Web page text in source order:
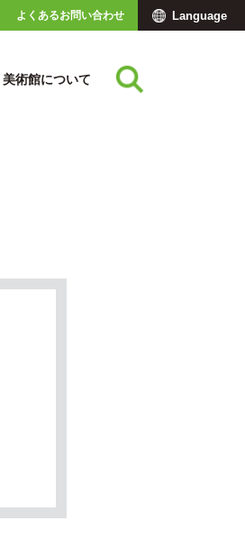
よくあるお問い合わせ Language
美術館について